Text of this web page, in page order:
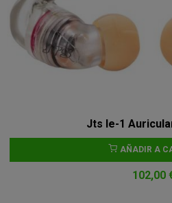
Jts Ie-1
AÑADIR A
102,00